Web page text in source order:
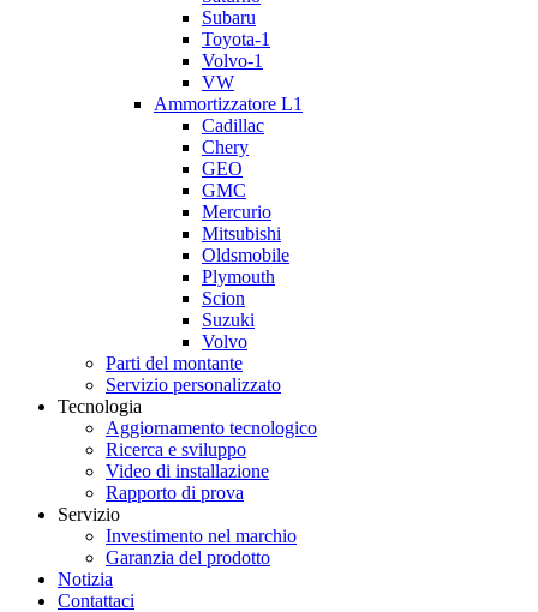
Subaru
Toyota-1
Volvo-1
VW
Ammortizzatore L1
Cadillac
Chery
GEO
GMC
Mercurio
Mitsubishi
Oldsmobile
Plymouth
Scion
Suzuki
Volvo
Parti del montante
Servizio personalizzato
Tecnologia
Aggiornamento tecnologico
Ricerca e sviluppo
Video di installazione
Rapporto di prova
Servizio
Investimento nel marchio
Garanzia del prodotto
Notizia
Contattaci